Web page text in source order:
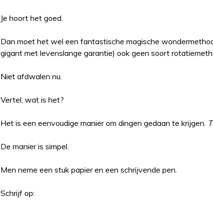
Je hoort het goed.
Dan moet het wel een fantastische magische
gigant met levenslange garantie) ook geen soort
Niet afdwalen nu.
Vertel; wat is het?
Het is een eenvoudige manier om dingen gedaan te krijgen.
De manier is simpel.
Men neme een stuk papier en een schrijvende pen.
Schrijf op: